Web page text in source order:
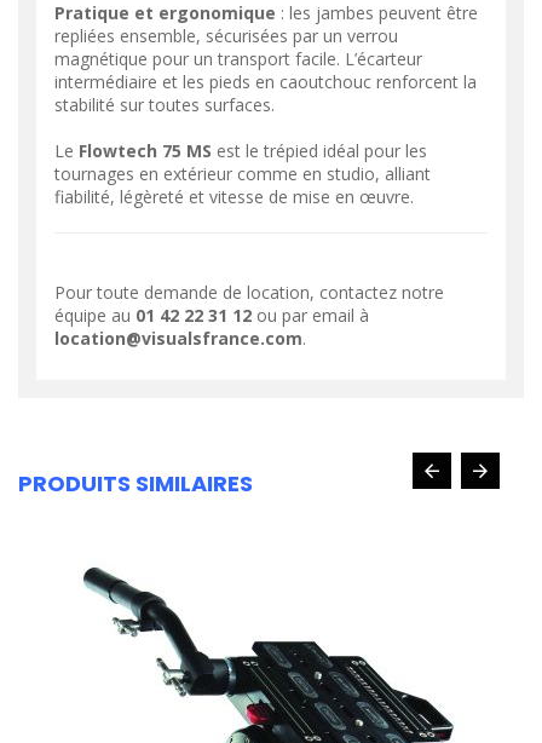
Pratique et ergonomique : les jambes peuvent être
repliées ensemble, sécurisées par un verrou
magnétique pour un transport facile. L’écarteur
intermédiaire et les pieds en caoutchouc renforcent la
stabilité sur toutes surfaces.
Le Flowtech 75 MS est le trépied idéal pour les
tournages en extérieur comme en studio, alliant
fiabilité, légèreté et vitesse de mise en œuvre.
Pour toute demande de location, contactez notre
équipe au 01 42 22 31 12 ou par email à
location@visualsfrance.com.
PRODUITS SIMILAIRES